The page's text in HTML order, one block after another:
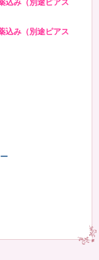
込み（別途ピアス
込み（別途ピアス